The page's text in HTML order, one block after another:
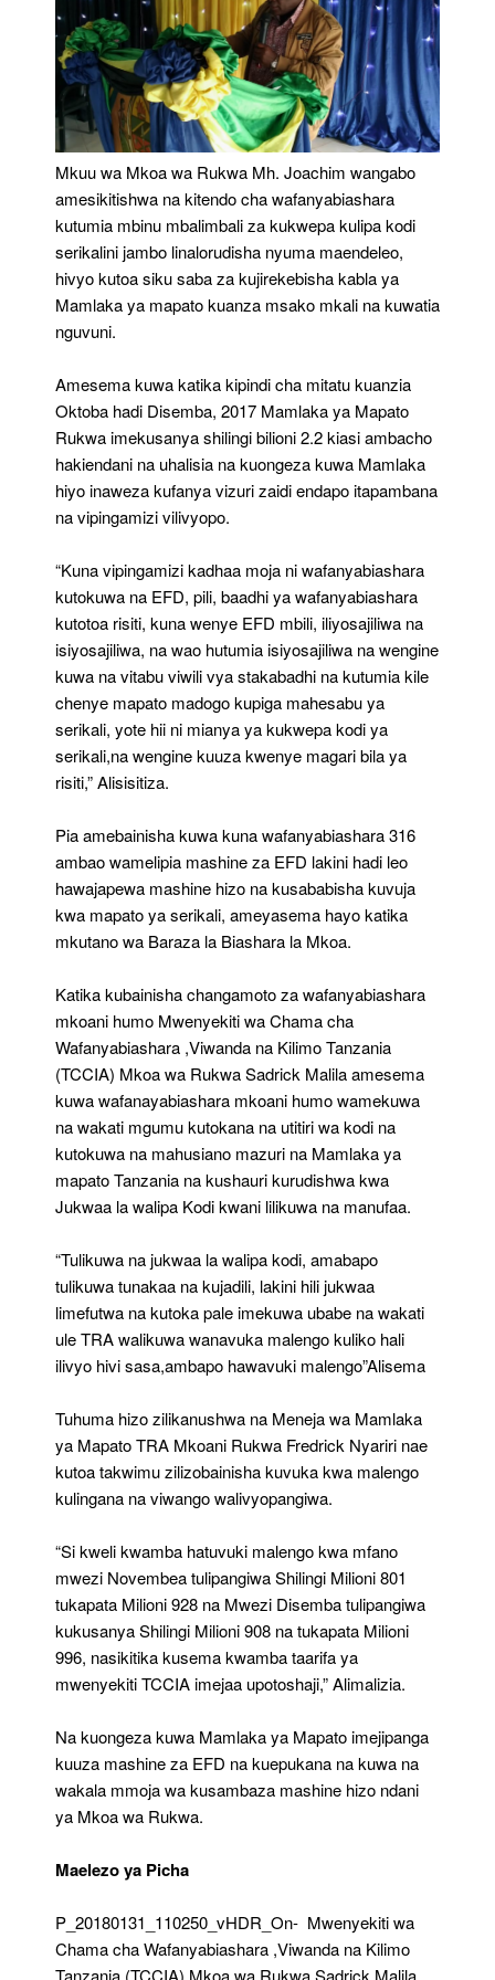
Kabla
Ya
Msako
Mkuu wa Mkoa wa Rukwa Mh. Joachim wangabo
amesikitishwa na kitendo cha wafanyabiashara
kutumia mbinu mbalimbali za kukwepa kulipa kodi
serikalini jambo linalorudisha nyuma maendeleo,
hivyo kutoa siku saba za kujirekebisha kabla ya
Mamlaka ya mapato kuanza msako mkali na kuwatia
nguvuni.
Amesema kuwa katika kipindi cha mitatu kuanzia
Oktoba hadi Disemba, 2017 Mamlaka ya Mapato
Rukwa imekusanya shilingi bilioni 2.2 kiasi ambacho
hakiendani na uhalisia na kuongeza kuwa Mamlaka
hiyo inaweza kufanya vizuri zaidi endapo itapambana
na vipingamizi vilivyopo.
“Kuna vipingamizi kadhaa moja ni wafanyabiashara
kutokuwa na EFD, pili, baadhi ya wafanyabiashara
kutotoa risiti, kuna wenye EFD mbili, iliyosajiliwa na
isiyosajiliwa, na wao hutumia isiyosajiliwa na wengine
kuwa na vitabu viwili vya stakabadhi na kutumia kile
chenye mapato madogo kupiga mahesabu ya
serikali, yote hii ni mianya ya kukwepa kodi ya
serikali,na wengine kuuza kwenye magari bila ya
risiti,” Alisisitiza.
Pia amebainisha kuwa kuna wafanyabiashara 316
ambao wamelipia mashine za EFD lakini hadi leo
hawajapewa mashine hizo na kusababisha kuvuja
kwa mapato ya serikali, ameyasema hayo katika
mkutano wa Baraza la Biashara la Mkoa.
Katika kubainisha changamoto za wafanyabiashara
mkoani humo Mwenyekiti wa Chama cha
Wafanyabiashara ,Viwanda na Kilimo Tanzania
(TCCIA) Mkoa wa Rukwa Sadrick Malila amesema
kuwa wafanayabiashara mkoani humo wamekuwa
na wakati mgumu kutokana na utitiri wa kodi na
kutokuwa na mahusiano mazuri na Mamlaka ya
mapato Tanzania na kushauri kurudishwa kwa
Jukwaa la walipa Kodi kwani lilikuwa na manufaa.
“Tulikuwa na jukwaa la walipa kodi, amabapo
tulikuwa tunakaa na kujadili, lakini hili jukwaa
limefutwa na kutoka pale imekuwa ubabe na wakati
ule TRA walikuwa wanavuka malengo kuliko hali
ilivyo hivi sasa,ambapo hawavuki malengo”Alisema
Tuhuma hizo zilikanushwa na Meneja wa Mamlaka
ya Mapato TRA Mkoani Rukwa Fredrick Nyariri nae
kutoa takwimu zilizobainisha kuvuka kwa malengo
kulingana na viwango walivyopangiwa.
“Si kweli kwamba hatuvuki malengo kwa mfano
mwezi Novembea tulipangiwa Shilingi Milioni 801
tukapata Milioni 928 na Mwezi Disemba tulipangiwa
kukusanya Shilingi Milioni 908 na tukapata Milioni
996, nasikitika kusema kwamba taarifa ya
mwenyekiti TCCIA imejaa upotoshaji,” Alimalizia.
Na kuongeza kuwa Mamlaka ya Mapato imejipanga
kuuza mashine za EFD na kuepukana na kuwa na
wakala mmoja wa kusambaza mashine hizo ndani
ya Mkoa wa Rukwa.
Maelezo ya Picha
P_20180131_110250_vHDR_On- Mwenyekiti wa
Chama cha Wafanyabiashara ,Viwanda na Kilimo
Tanzania (TCCIA) Mkoa wa Rukwa Sadrick Malila